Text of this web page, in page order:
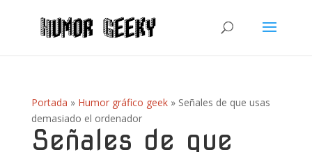
Portada » Humor gráfico geek» Señales de que usas
demasiado el ordenador
Señales de que